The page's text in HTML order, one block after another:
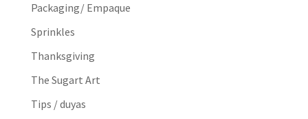
Packaging/ Empaque
Sprinkles
Thanksgiving
The Sugart Art
Tips / duyas